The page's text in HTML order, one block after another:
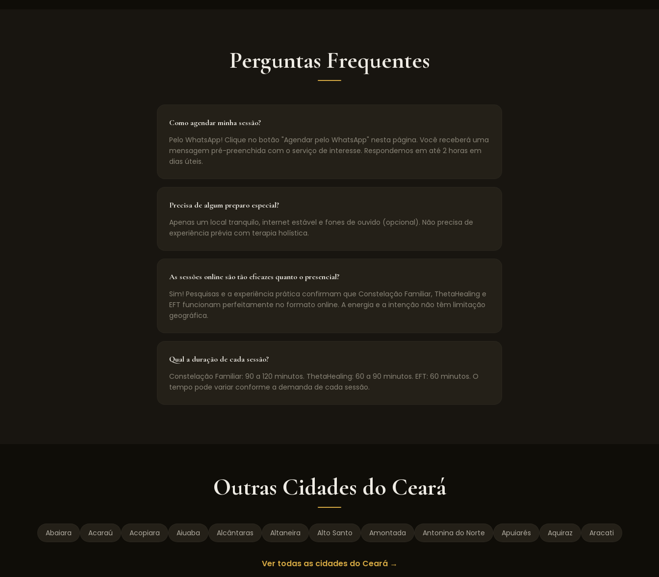
Perguntas Frequentes
Como agendar minha sessão?
Pelo WhatsApp! Clique no botão "Agendar pelo WhatsApp" nesta página. Você receberá uma
mensagem pré-preenchida com o serviço de interesse. Respondemos em até 2 horas em
dias úteis.
Precisa de algum preparo especial?
Apenas um local tranquilo, internet estável e fones de ouvido (opcional). Não precisa de
experiência prévia com terapia holística.
As sessões online são tão eficazes quanto o presencial?
Sim! Pesquisas e a experiência prática confirmam que Constelação Familiar, ThetaHealing e
EFT funcionam perfeitamente no formato online. A energia e a intenção não têm limitação
geográfica.
Qual a duração de cada sessão?
Constelação Familiar: 90 a 120 minutos. ThetaHealing: 60 a 90 minutos. EFT: 60 minutos. O
tempo pode variar conforme a demanda de cada sessão.
Outras Cidades do Ceará
Abaiara Acaraú Acopiara Aiuaba Alcântaras Altaneira Alto Santo Amontada Antonina do Norte Apuiarés Aquiraz Aracati
Ver todas as cidades do Ceará→